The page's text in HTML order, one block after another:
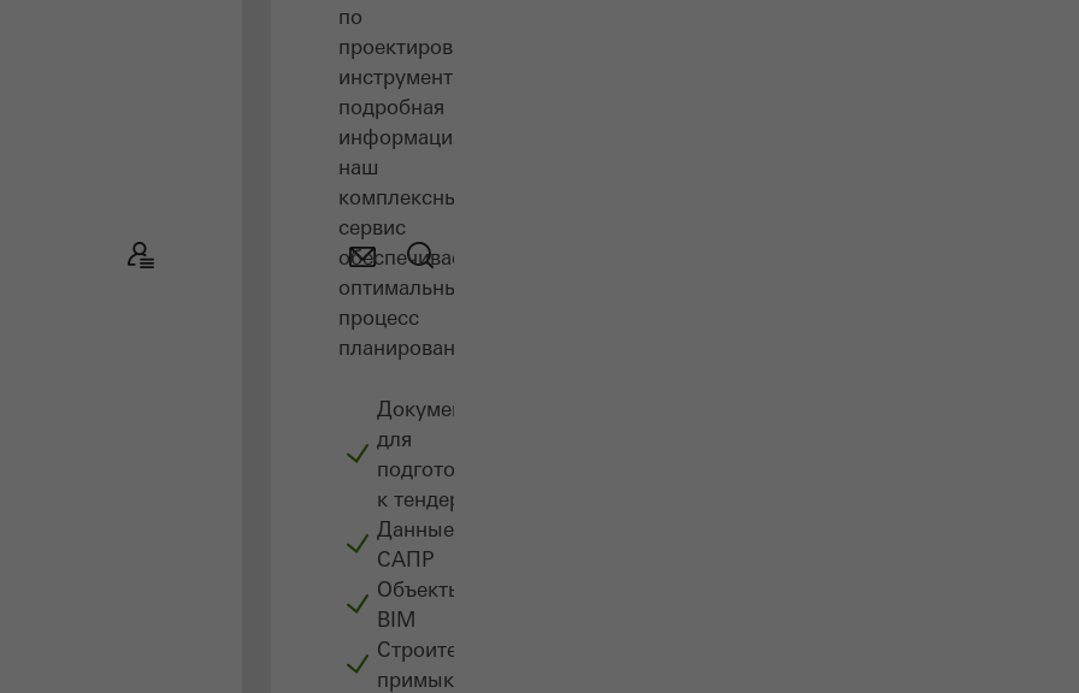
по
проектированию,
инструменты,
подробная
информация:
наш
комплексный
сервис
обеспечивает
оптимальный
процесс
планирования.
Документы
для
подготовки
к тендеру
Данные
САПР
Объекты
BIM
Строительные
примыкания